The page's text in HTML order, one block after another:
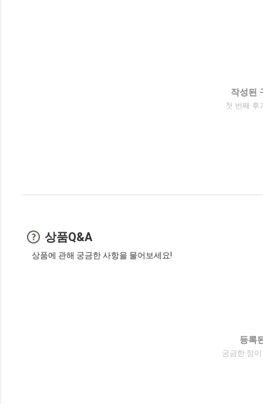
작성된
첫 번째 후
상품Q&A
상품에 관해 궁금한 사항을 물어보세요!
등록
궁금한 점